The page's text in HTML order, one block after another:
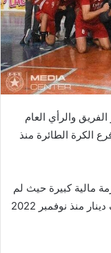
والرأي العام
الكرة الطائرة منذ
مالية كبيرة حيث لم
يتحصل الفريق سوى على مبلغ قيمته 12 ألف دينار منذ نوفمبر 2022